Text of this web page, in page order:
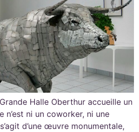
Halle Oberthur accueille un
ni un coworker, ni une
d’une œuvre monumentale,